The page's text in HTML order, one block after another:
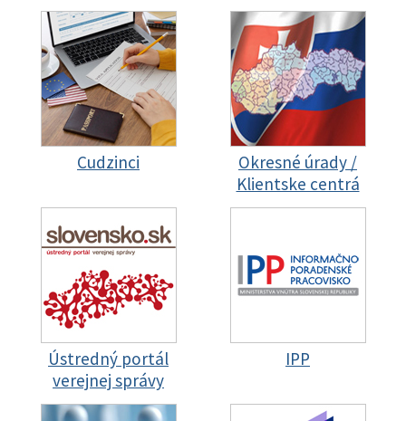
Cudzinci
Okresné úrady /
Klientske centrá
Ústredný portál
verejnej správy
IPP